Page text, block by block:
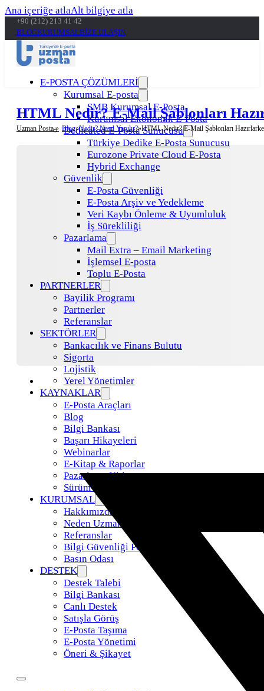
Ana içeriğe atlaAlt bilgiye atla
+90 (212) 213 41 42
BLOGKURUMSALBİZE ULAŞIN
E-POSTA ÇÖZÜMLERİ
Kurumsal E-posta
SMB Kurumsal E-Posta
Kurumsal Ekonomik E-Posta
Dedicated E-Posta Sunucusu
Türkiye Dedike E-Posta Sunucusu
Eurozone Private Cloud E-Posta
Hybrid Exchange
Güvenlik
E-Posta Güvenliği
E-Posta Arşiv ve Yedekleme
Veri Kaybı Önleme & Uyumluluk
İş Sürekliliği
Pazarlama
Mail Extra – Email Marketing
İşlemsel E-posta
Toplu E-Posta
PARTNERLER
Bayilik Programı
Partnerler
Referanslar
SEKTÖRLER
Bankacılık ve Finans Bulutu
Sigorta
Lojistik
Yerel Yönetimler
KAYNAKLAR
E-Posta Araçları
Blog
Bilgi Bankası
Başarı Hikayeleri
Webinarlar
E-Kitap & Raporlar
Pazarlama Kiti
Sürüm Güncellemeleri
KURUMSAL
Hakkımızda
Neden Uzman Posta
Referanslar
Bilgi Güvenliği Politikamız
Basın Odası
DESTEK
Destek Talebi
Bilgi Bankası
Canlı Destek
Satışla Görüş
E-Posta Taşıma
E-Posta Yönetimi
Öneri & Şikayet
HTML Nedir? E-Mail Şablonları
Uzman Posta » Blog Nedir? Nasıl Yapılır? HTML Nedir? E-Mail Şablonları